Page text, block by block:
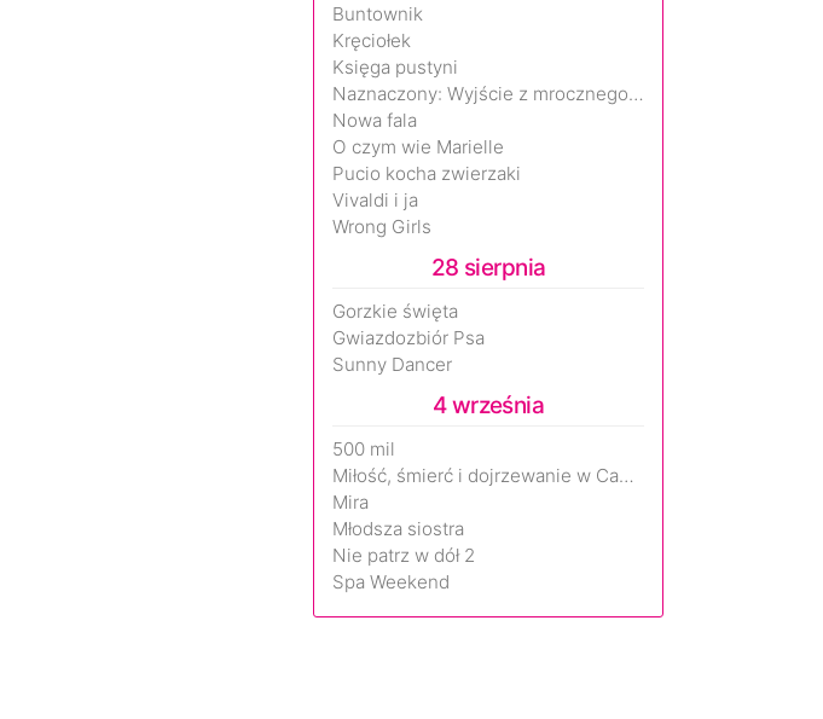
Buntownik
Kręciołek
Księga pustyni
Naznaczony: Wyjście z mrocznego wymiaru
Nowa fala
O czym wie Marielle
Pucio kocha zwierzaki
Vivaldi i ja
Wrong Girls
28 sierpnia
Gorzkie święta
Gwiazdozbiór Psa
Sunny Dancer
4 września
500 mil
Miłość, śmierć i dojrzewanie w Camp Miasma
Mira
Młodsza siostra
Nie patrz w dół 2
Spa Weekend